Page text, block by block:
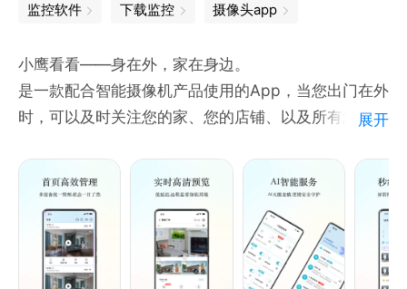
监控软件 下载监控 摄像头app
小鹰看看——身在外，家在身边。
是一款配合智能摄像机产品使用的App，当您出门在外
时，可以及时关注您的家、您的店铺、以及所有您想看
远程实时视频——可以通过小鹰看看随时远程观看摄像
头的实时视频；
云存储——随时通过小鹰看看查看您关注的历史事件；
报警推送——摄像头检测到画面出现运动时，马上录像
并给小小鹰看看推送通知。
展开